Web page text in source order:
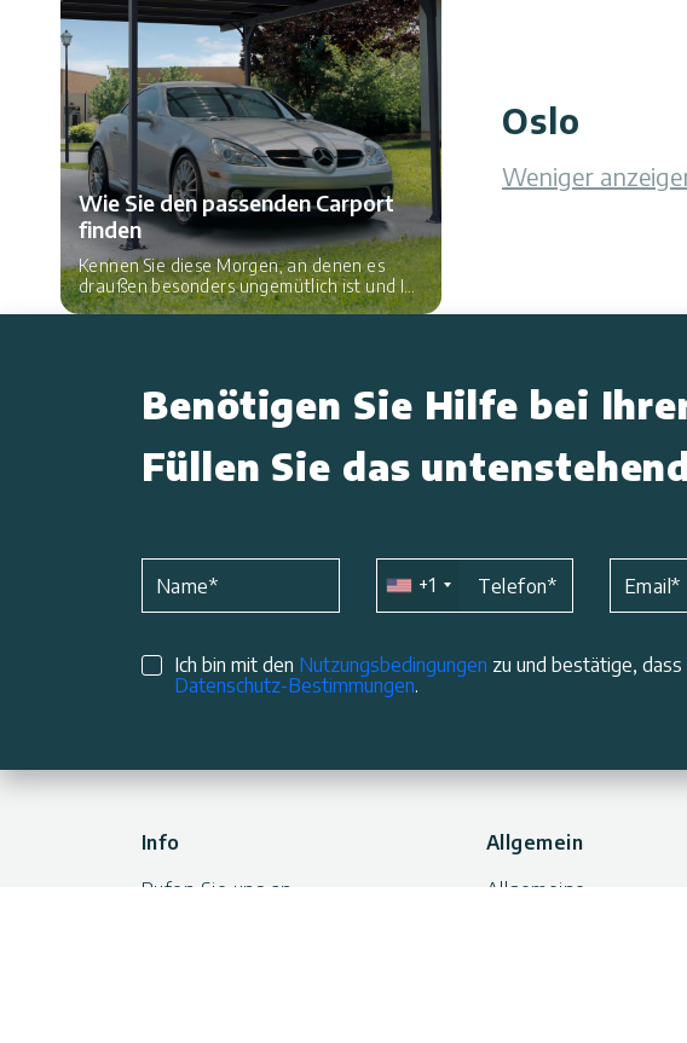
Wie Sie den passenden Carport
finden
Kennen Sie diese Morgen, an denen es
draußen besonders ungemütlich ist und Ihr
Auto komplett mit Schnee bedeckt ist?
Oslo
Weniger
Benötigen Sie Hilfe bei
Füllen Sie das
Name* +1 Telefon* Email*
Ich bin mit den Nutzungsbedingungen zu und bestätige, dass
Datenschutz-Bestimmungen.
Info
Rufen Sie uns an
Allgemein
Allgemeine